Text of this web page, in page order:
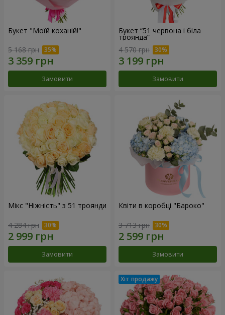
Букет "Моїй коханій!"
5 168 грн
Замовити
Букет “51 червона і біла
троянда”
4 570 грн
Замовити
Мікс "Ніжність" з 51 троянди
4 284 грн
Замовити
Квіти в коробці "Бароко"
3 713 грн
Замовити